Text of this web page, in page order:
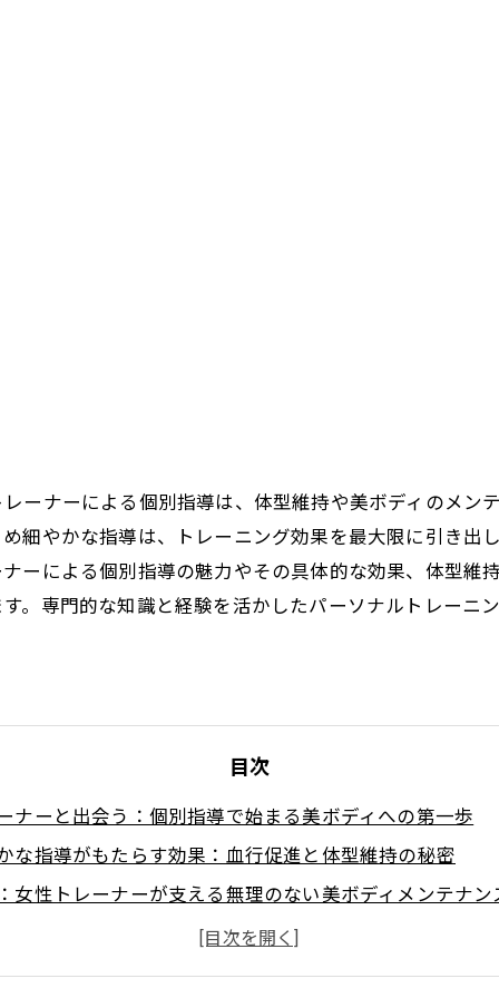
ーナーによる個別指導は、体型維持や美ボディのメン
細やかな指導は、トレーニング効果を最大限に引き出
ーによる個別指導の魅力やその具体的な効果、体型維
。専門的な知識と経験を活かしたパーソナルトレーニ
目次
ナーと出会う：個別指導で始まる美ボディへの第一歩
な指導がもたらす効果：血行促進と体型維持の秘密
女性トレーナーが支える無理のない美ボディメンテナン
実感する変化：健康的に輝く身体づくりの喜び
ディを手に入れるまで：女性トレーナーと歩む持続可能